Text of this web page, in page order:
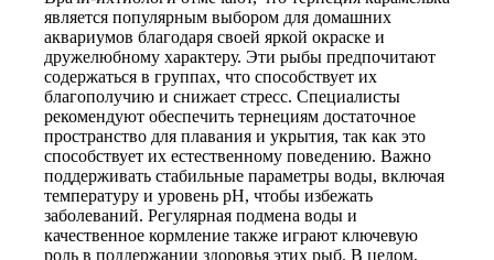
является популярным выбором для домашних
аквариумов благодаря своей яркой окраске и
дружелюбному характеру. Эти рыбы предпочитают
содержаться в группах, что способствует их
благополучию и снижает стресс. Специалисты
рекомендуют обеспечить тернециям достаточное
пространство для плавания и укрытия, так как это
способствует их естественному поведению. Важно
поддерживать стабильные параметры воды, включая
температуру и уровень pH, чтобы избежать
заболеваний. Регулярная подмена воды и
качественное кормление также играют ключевую
роль в поддержании здоровья этих рыб. В целом,